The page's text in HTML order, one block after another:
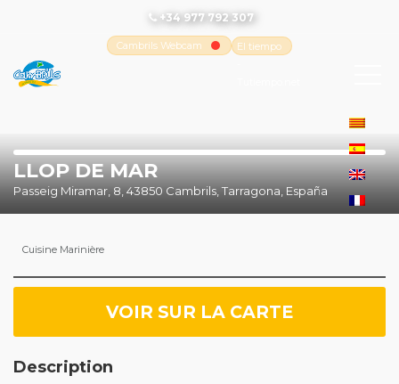
+34 977 792 307
Cambrils Webcam
El tiempo
LLOP DE MAR
Passeig Miramar, 8, 43850 Cambrils, Tarragona, España
Cuisine Marinière
VOIR SUR LA CARTE
Description